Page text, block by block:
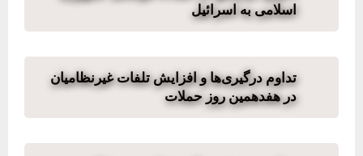
اسلامی به اسرائیل
تداوم درگیری‌ها و افزایش تلفات غیرنظامیان
در هفدهمین روز حملات